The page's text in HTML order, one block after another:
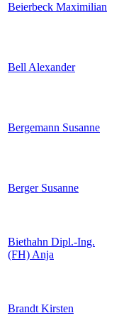
Beierbeck Maximilian
Bell Alexander
Bergemann Susanne
Berger Susanne
Biethahn Dipl.-Ing.
(FH) Anja
Brandt Kirsten